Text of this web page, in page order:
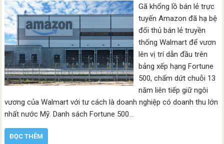
Gã khổng lồ bán lẻ trực
tuyến Amazon đã hạ bệ
đối thủ bán lẻ truyền
thống Walmart để vươn
lên vị trí dẫn đầu trên
bảng xếp hạng Fortune
500, chấm dứt chuỗi 13
năm liên tiếp giữ ngôi
vương của Walmart với tư cách là doanh nghiệp có doanh thu lớn
nhất nước Mỹ. Danh sách Fortune 500…
ĐỌC THÊM